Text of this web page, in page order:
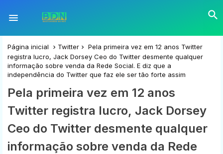
Página inicial Twitter
Pela primeira vez em 12 anos Twitter
registra lucro, Jack Dorsey Ceo do Twitter desmente qualquer
informação sobre venda da Rede Social. E diz que a
independência do Twitter que faz ele ser tão forte assim
Pela primeira vez em 12 anos
Twitter registra lucro, Jack Dorsey
Ceo do Twitter desmente qualquer
informação sobre venda da Rede